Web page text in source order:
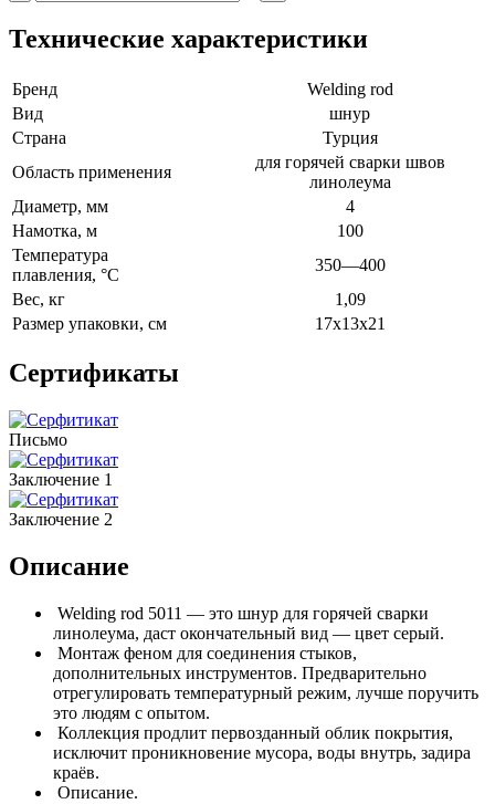
Технические характеристики
Бренд
Welding rod
Вид
шнур
Страна
Турция
Область применения
для горячей сварки швов
линолеума
Диаметр, мм
4
Намотка, м
100
Температура
плавления, °C
350—400
Вес, кг
1,09
Размер упаковки, см
17х13х21
Сертификаты
Письмо
Заключение 1
Заключение 2
Описание
Welding rod 5011 — это шнур для горячей сварки
линолеума, даст окончательный вид — цвет серый.
Монтаж феном для соединения стыков,
дополнительных инструментов. Предварительно
отрегулировать температурный режим, лучше поручить
это людям с опытом.
Коллекция продлит первозданный облик покрытия,
исключит проникновение мусора, воды внутрь, задира
краёв.
Описание.